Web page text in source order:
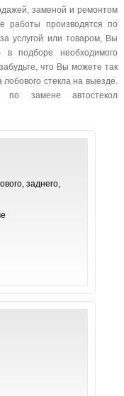
заменой и ремонтом
работы производятся по
услугой или товаром, Вы
подборе необходимого
что Вы можете так
лобового стекла на выезде.
замене автостекол
заднего,